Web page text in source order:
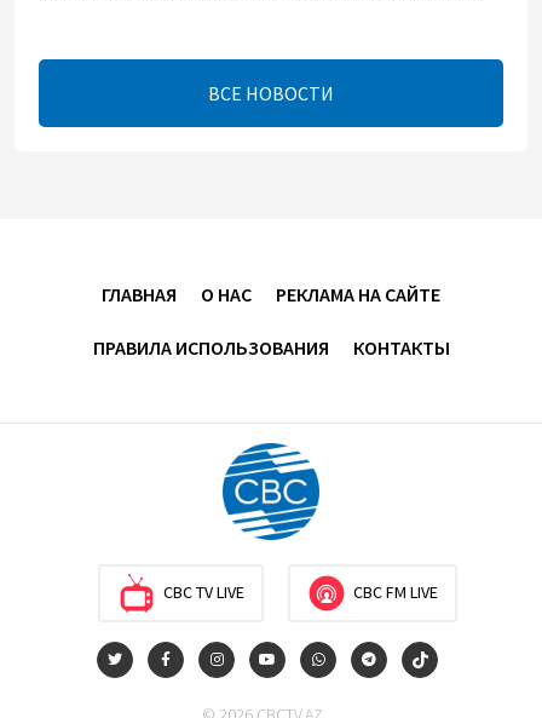
17:46 8 августа 2026
Телефонный разговор лидеров - показатель
Хикмет Гаджиев поделился публикацией в связи с
годовщиной Вашингтонского саммита (ВИДЕО)
8 августа 2026
В минобороны Азербайджана прошло собрание
военных атташе в зарубежных странах (ФОТО)
годовщины Вашингтонского саммита
ВСЕ НОВОСТИ
ГЛАВНАЯ О НАС РЕКЛАМА НА САЙТЕ
ПРАВИЛА ИСПОЛЬЗОВАНИЯ КОНТАКТЫ
CBC TV LIVE CBC FM LIVE